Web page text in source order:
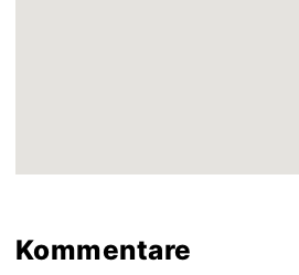
Kommentare